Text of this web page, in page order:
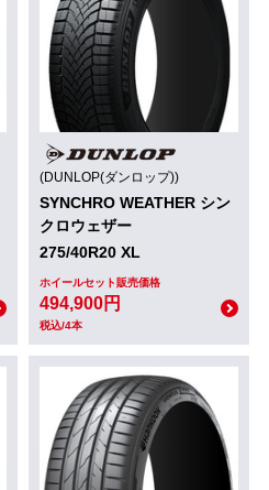
(DUNLOP(ダンロップ))
SYNCHRO WEATHER シン
クロウェザー
275/40R20 XL
ホイールセット販売価格
494,900円
税込/4本